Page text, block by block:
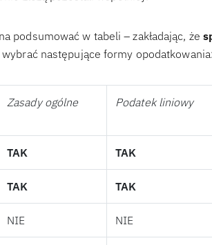
podsumować w tabeli – zakładając, że
następujące formy opodatkowania:
Zasady ogólne Podatek liniowy
TAK TAK
TAK TAK
NIE NIE